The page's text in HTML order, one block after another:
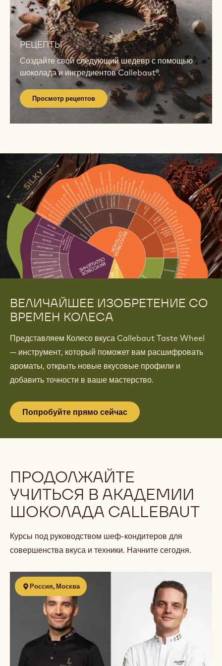
РЕЦЕПТЫ
Создайте свой следующий шедевр с помощью
шоколада и ингредиентов Callebaut®.
Просмотр рецептов
Просмотр
рецептов
ВЕЛИЧАЙШЕЕ ИЗОБРЕТЕНИЕ СО
ВРЕМЕН КОЛЕСА
Представляем Колесо вкуса Callebaut Taste Wheel
— инструмент, который поможет вам расшифровать
ароматы, открыть новые вкусовые профили и
добавить точности в ваше мастерство.
Попробуйте прямо сейчас
ПРОДОЛЖАЙТЕ
УЧИТЬСЯ В АКАДЕМИИ
ШОКОЛАДА CALLEBAUT
Курсы под руководством шеф-кондитеров для
совершенства вкуса и техники. Начните сегодня.
Россия, Москва
Совместный
мастер-
Альвареза
Этьена
Леруа